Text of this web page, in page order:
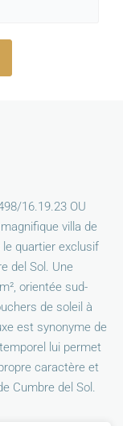
16.19.23 OU
villa de
le quartier exclusif
del Sol. Une
orientée sud-
de soleil à
est synonyme de
lui permet
caractère et
Cumbre del Sol.